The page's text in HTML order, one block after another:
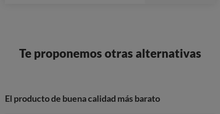
Te proponemos otras alternativas
El producto de buena calidad más barato